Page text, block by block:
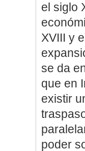
el siglo
XVIII y
se da
que en
existir
poder